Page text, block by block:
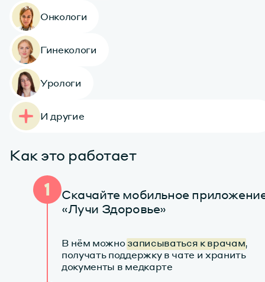
Онкологи
Гинекологи
Урологи
И другие
Как это работает
1
Скачайте мобильное
«Лучи Здоровье»
В нём можнозаписываться к врачам,
получать поддержку в чате и хранить
документы в медкарте